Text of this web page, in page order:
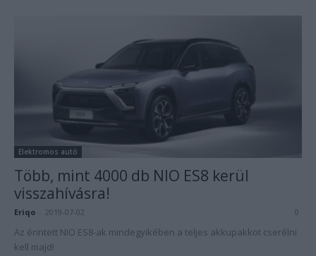
Elektromos autó
Több, mint 4000 db NIO ES8 kerül
visszahívásra!
Eriqo 2019-07-02 0
Az érintett NIO ES8-ak mindegyikében a teljes akkupakkot cserélni
kell majd!